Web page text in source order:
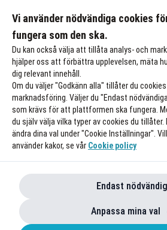
Gäller återbesök
Till rabatten
Vi använder nödvändiga cookies
fungera som den ska.
Du kan också välja att tillåta analys- och
hjälper oss att förbättra upplevelsen, mäta
dig relevant innehåll.
Om du väljer "Godkänn alla" tillåter du
marknadsföring. Väljer du "Endast
som krävs för att plattformen ska fungera.
du själv välja vilka typer av cookies du tillåter.
ändra dina val under "Cookie Inställningar".
använder kakor, se vår Cookie policy
Endast
Anpassa mina val